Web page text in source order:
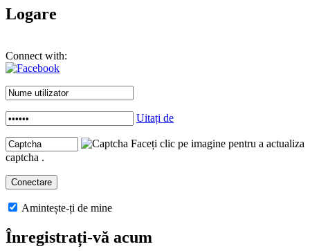
Logare
Connect with:
Uitați de
Faceți clic pe imagine pentru a actualiza
captcha .
Amintește-ți de mine
Înregistrați-vă acum